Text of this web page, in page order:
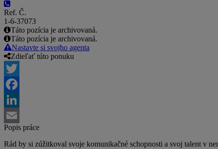
Ref. Č.
1-6-37073
Táto pozícia je archivovaná.
Táto pozícia je archivovaná.
Nastavte si svojho agenta
Zdieľať túto ponuku
Twitter
Facebook
LinkedIn
Email
Popis práce
Rád by si zúžitkoval svoje komunikačné schopnosti a svoj talent v